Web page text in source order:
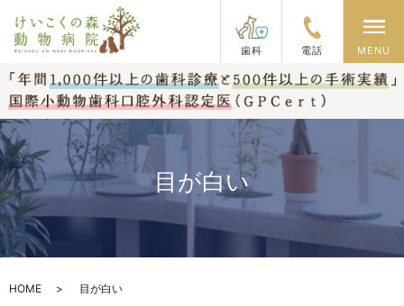
歯科 電話
メ
MENU
目が白い
HOME 目が白い